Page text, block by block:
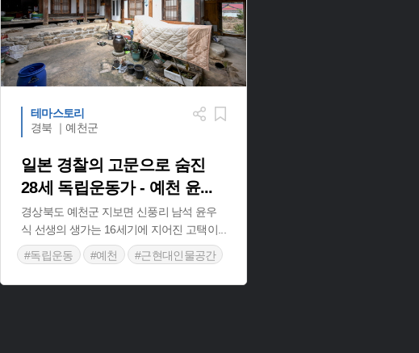
테마스토리
경북 ｜예천군
일본 경찰의 고문으로 숨진
28세 독립운동가 - 예천 윤...
경상북도 예천군 지보면 신풍리 남석 윤우
식 선생의 생가는 16세기에 지어진 고택이
#독립운동
#예천
#근현대인물공간